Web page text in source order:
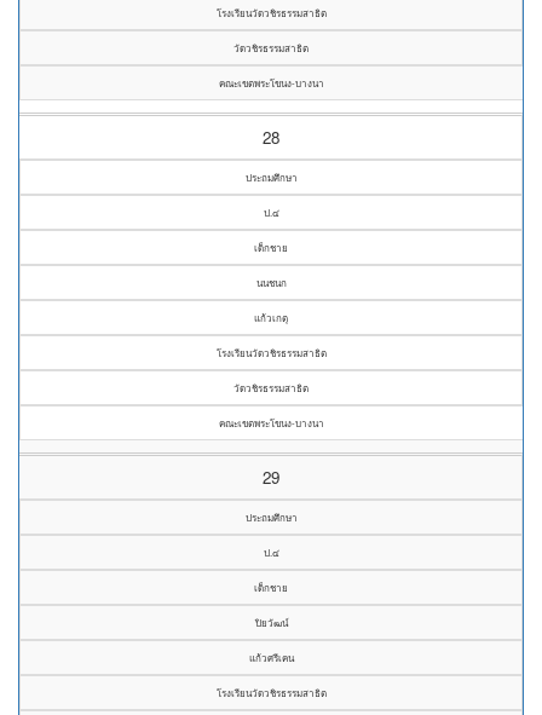
โรงเรียนวัดวชิรธรรมสาธิต
วัดวชิรธรรมสาธิต
คณะเขตพระโขนง-บางนา
28
ประถมศึกษา
ป.๔
เด็กชาย
นนชนก
แก้วเกตุ
โรงเรียนวัดวชิรธรรมสาธิต
วัดวชิรธรรมสาธิต
คณะเขตพระโขนง-บางนา
29
ประถมศึกษา
ป.๔
เด็กชาย
ปิยวัฒน์
แก้วศรีเคน
โรงเรียนวัดวชิรธรรมสาธิต